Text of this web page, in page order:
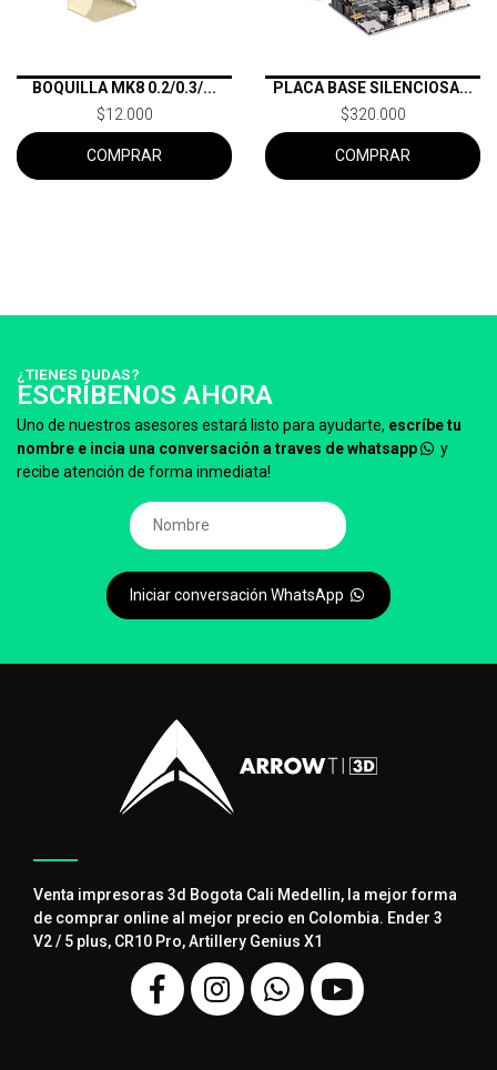
BOQUILLA MK8 0.2/0.3/...
$12.000
COMPRAR
PLACA BASE SILENCIOSA...
$320.000
COMPRAR
¿TIENES DUDAS?
ESCRÍBENOS AHORA
Uno de nuestros asesores estará listo para ayudarte, escríbe tu
nombre e incia una conversación a traves de whatsapp
y
recibe atención de forma inmediata!
Iniciar conversación WhatsApp
Venta impresoras 3d Bogota Cali Medellin, la mejor forma
de comprar online al mejor precio en Colombia. Ender 3
V2 / 5 plus, CR10 Pro, Artillery Genius X1